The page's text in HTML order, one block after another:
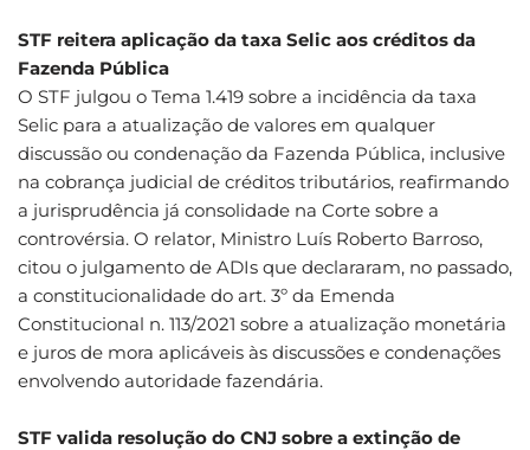
STF reitera aplicação da taxa Selic aos créditos da
Fazenda Pública
O STF julgou o Tema 1.419 sobre a incidência da taxa
Selic para a atualização de valores em qualquer
discussão ou condenação da Fazenda Pública, inclusive
na cobrança judicial de créditos tributários, reafirmando
a jurisprudência já consolidade na Corte sobre a
controvérsia. O relator, Ministro Luís Roberto Barroso,
citou o julgamento de ADIs que declararam, no passado,
a constitucionalidade do art. 3º da Emenda
Constitucional n. 113/2021 sobre a atualização monetária
e juros de mora aplicáveis às discussões e condenações
envolvendo autoridade fazendária.
STF valida resolução do CNJ sobre a extinção de